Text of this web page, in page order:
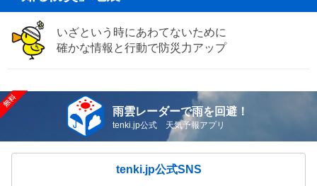
いざという時にあわてないために
確かな情報と行動で防災力アップ
雨雲レーダーで雨を回避！
tenki.jp公式 天気予報アプリ
tenki.jp公式SNS